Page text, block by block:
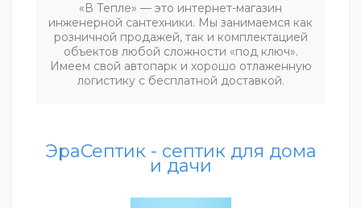
«В Тепле» — это интернет-магазин
инженерной сантехники. Мы занимаемся как
розничной продажей, так и комплектацией
объектов любой сложности «под ключ».
Имеем свой автопарк и хорошо отлаженную
логистику с бесплатной доставкой.
ЭраСептик - септик для дома
и дачи